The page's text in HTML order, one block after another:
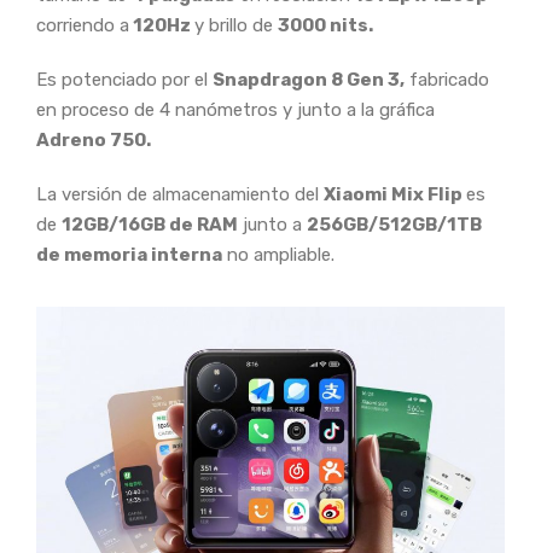
corriendo a 120Hz y brillo de 3000 nits.
Es potenciado por el Snapdragon 8 Gen 3, fabricado
en proceso de 4 nanómetros y junto a la gráfica
Adreno 750.
La versión de almacenamiento del Xiaomi Mix Flip es
de 12GB/16GB de RAM junto a 256GB/512GB/1TB
de memoria interna no ampliable.